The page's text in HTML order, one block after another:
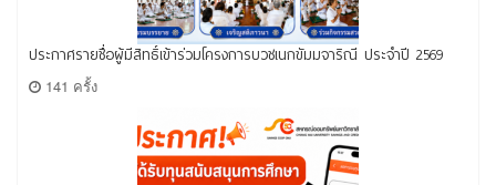
ประกาศรายชื่อผู้มีสิทธิ์เข้าร่วมโครงการบวชเนกขัมมจาริณี ประจำปี 2569
141 ครั้ง